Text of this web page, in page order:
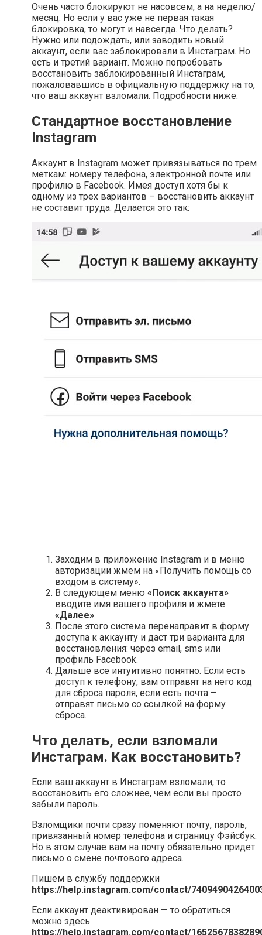
Очень часто блокируют не насовсем, а на неделю/
месяц. Но если у вас уже не первая такая
блокировка, то могут и навсегда. Что делать?
Нужно или подождать, или заводить новый
аккаунт, если вас заблокировали в Инстаграм. Но
есть и третий вариант. Можно попробовать
восстановить заблокированный Инстаграм,
пожаловавшись в официальную поддержку на то,
что ваш аккаунт взломали. Подробности ниже.
Стандартное восстановление
Instagram
Аккаунт в Instagram может привязываться по трем
меткам: номеру телефона, электронной почте или
профилю в Facebook. Имея доступ хотя бы к
одному из трех вариантов – восстановить аккаунт
не составит труда. Делается это так:
Заходим в приложение Instagram и в меню
авторизации жмем на «Получить помощь со
входом в систему».
В следующем меню «Поиск аккаунта»
вводите имя вашего профиля и жмете
«Далее».
После этого система перенаправит в форму
доступа к аккаунту и даст три варианта для
восстановления: через email, sms или
профиль Facebook.
Дальше все интуитивно понятно. Если есть
доступ к телефону, вам отправят на него код
для сброса пароля, если есть почта –
отправят письмо со ссылкой на форму
сброса.
Что делать, если взломали
Инстаграм. Как восстановить?
Если ваш аккаунт в Инстаграм взломали, то
восстановить его сложнее, чем если вы просто
забыли пароль.
Взломщики почти сразу поменяют почту, пароль,
привязанный номер телефона и страницу Фэйсбук.
Но в этом случае вам на почту обязательно придет
письмо о смене почтового адреса.
Пишем в службу поддержки
https://help.instagram.com/contact/
Если аккаунт деактивирован — то обратиться
можно здесь
https://help.instagram.com/contact/